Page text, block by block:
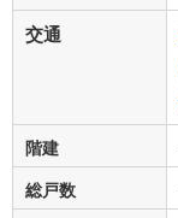
交通
階建
総戸数